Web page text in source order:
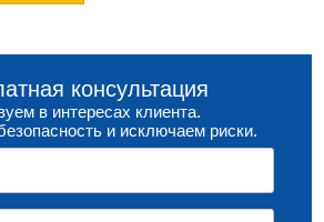
консультация
в интересах клиента.
и исключаем риски.